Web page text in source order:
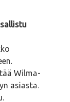
Wilma-
asiasta.